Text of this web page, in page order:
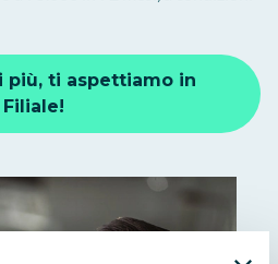
più, ti aspettiamo in
Filiale!